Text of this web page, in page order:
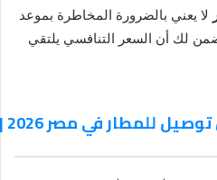
لا يعني بالضرورة المخاطرة بموعد
لك أن السعر التنافسي يلتقي
ليموزين القاهرة بأسعار تبدأ من 600 جنية